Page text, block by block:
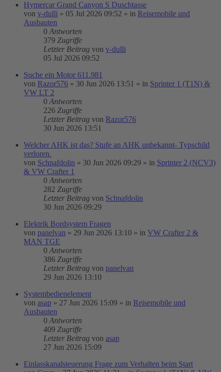
Hymercar Grand Canyon S Duschtasse
von v-dulli » 05 Jul 2026 09:52 » in Reisemobile und
Ausbauten
0 Antworten
379 Zugriffe
Letzter Beitrag von v-dulli
05 Jul 2026 09:52
Suche ein Motor 611.981
von Razor576 » 30 Jun 2026 13:51 » in Sprinter 1 (T1N) &
VW LT 2
0 Antworten
226 Zugriffe
Letzter Beitrag von Razor576
30 Jun 2026 13:51
Welcher AHK ist das? Stufe an AHK unbekannt- Typschild
verloren.
von Schnafdolin » 30 Jun 2026 09:29 » in Sprinter 2 (NCV3)
& VW Crafter 1
0 Antworten
282 Zugriffe
Letzter Beitrag von Schnafdolin
30 Jun 2026 09:29
Elektrik Bordsystem Fragen
von panelvan » 29 Jun 2026 13:10 » in VW Crafter 2 &
MAN TGE
0 Antworten
386 Zugriffe
Letzter Beitrag von panelvan
29 Jun 2026 13:10
Systembedienelement
von asap » 27 Jun 2026 15:09 » in Reisemobile und
Ausbauten
0 Antworten
409 Zugriffe
Letzter Beitrag von asap
27 Jun 2026 15:09
Einlasskanalsteuerung Frage zum Verhalten beim Start